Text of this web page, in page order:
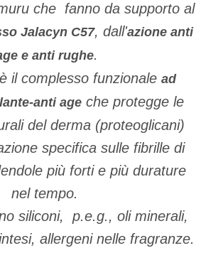
che fanno da supporto al
Jalacyn C57, dall'azione anti
e anti rughe.
il complesso funzionale ad
anti age che protegge le
del derma (proteoglicani)
specifica sulle fibrille di
più forti e più durature
nel tempo.
siliconi, p.e.g., oli minerali,
allergeni nelle fragranze.